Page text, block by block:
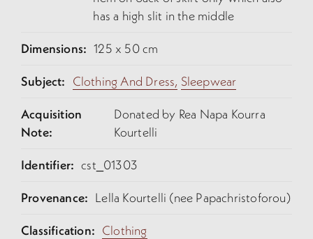
has a high slit in the middle
Dimensions: 125 x 50 cm
Subject: Clothing And Dress, Sleepwear
Acquisition
Note:
Donated by Rea Napa Kourra
Kourtelli
Identifier: cst_01303
Provenance: Lella Kourtelli (nee Papachristoforou)
Classification: Clothing